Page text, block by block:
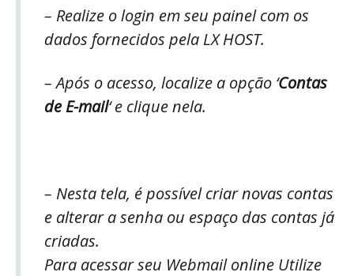
– Realize o login em seu painel com os
dados fornecidos pela LX HOST.
– Após o acesso, localize a opção ‘Contas
de E-mail‘ e clique nela.
– Nesta tela, é possível criar novas contas
e alterar a senha ou espaço das contas já
criadas.
Para acessar seu Webmail online Utilize